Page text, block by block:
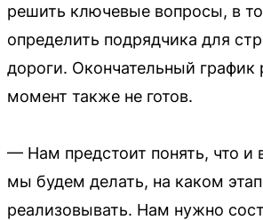
решить ключевые вопросы, в
определить подрядчика для
дороги. Окончательный график
момент также не готов.
— Нам предстоит понять, что и
мы будем делать, на каком
реализовывать. Нам нужно